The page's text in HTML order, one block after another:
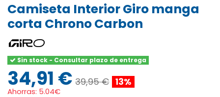
Camiseta Interior Giro manga
corta Chrono Carbon
Sin stock - Consultar plazo de entrega
34,91 € 39,95 € 13%
Ahorras: 5.04€